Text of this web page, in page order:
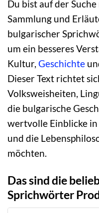
Du bist auf der
Sammlung und
bulgarischer
um ein besseres
Kultur, Geschichte
Dieser Text richtet
Volksweisheiten,
die bulgarische
wertvolle Einblicke
und die
möchten.
Das sind die
Sprichwörter